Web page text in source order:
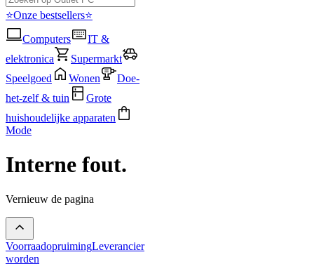
⭐Onze bestsellers⭐
Computers
IT &
elektronica
Supermarkt
Speelgoed
Wonen
Doe-
het-zelf & tuin
Grote
huishoudelijke apparaten
Mode
Interne fout.
Vernieuw de pagina
VoorraadopruimingLeverancier
worden